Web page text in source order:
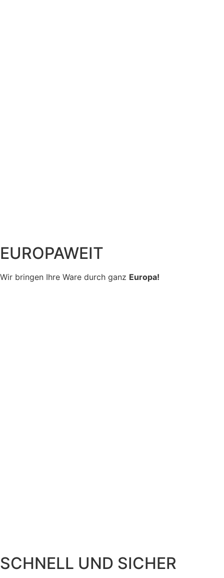
EUROPAWEIT
Wir bringen Ihre Ware durch ganz Europa!
SCHNELL UND SICHER